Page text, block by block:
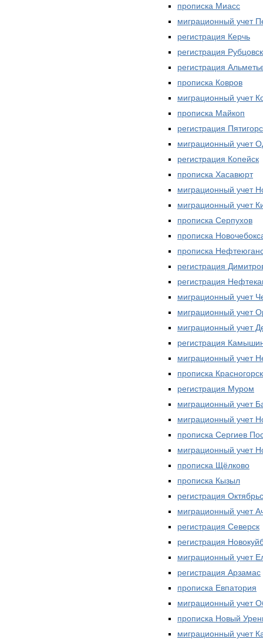
прописка Миасс
миграционный учет
регистрация Керчь
регистрация Рубцовск
регистрация
прописка Ковров
миграционный учет
прописка Майкоп
регистрация
миграционный учет
регистрация Копейск
прописка Хасавюрт
миграционный учет
миграционный учет
прописка Серпухов
прописка
прописка
регистрация
регистрация
миграционный учет
миграционный учет
миграционный учет
регистрация
миграционный учет
прописка Красногорск
регистрация Муром
миграционный учет
миграционный учет
прописка Сергиев
миграционный учет
прописка Щёлково
прописка Кызыл
регистрация
миграционный учет
регистрация Северск
регистрация
миграционный учет
регистрация Арзамас
прописка Евпатория
миграционный учет
прописка Новый
миграционный учет